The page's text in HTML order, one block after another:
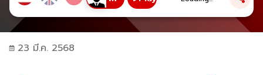
23 มี.ค. 2568